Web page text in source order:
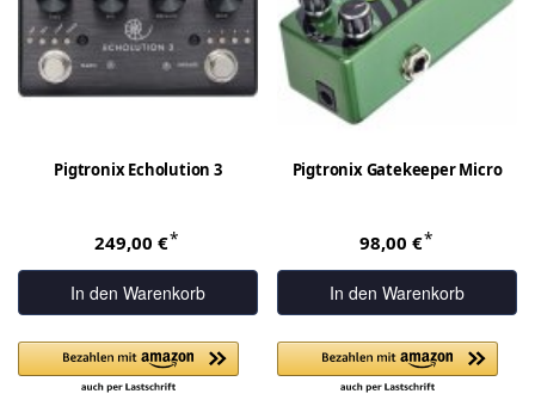
Pigtronix Echolution 3
249,00 €*
In den Warenkorb
Pigtronix Gatekeeper Micro
98,00 €*
In den Warenkorb